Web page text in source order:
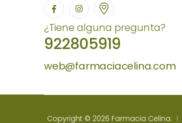
¿Tiene alguna pregunta?
922805919
web@farmaciacelina.com
Copyright © 2026 Farmacia Celina.